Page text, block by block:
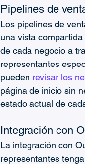
Pipelines de
Los pipelines de
una vista
de cada negocio a
representantes
pueden revisar los
página de inicio sin
estado actual de
Integración con
La integración con
representantes